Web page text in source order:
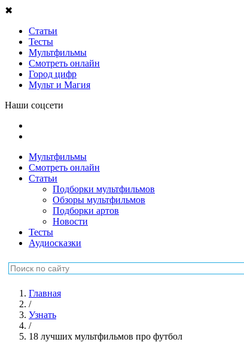
✖
Статьи
Тесты
Мультфильмы
Смотреть онлайн
Город цифр
Мульт и Магия
Наши соцсети
Мультфильмы
Смотреть онлайн
Статьи
Подборки мультфильмов
Обзоры мультфильмов
Подборки артов
Новости
Тесты
Аудиосказки
Главная
/
Узнать
/
18 лучших мультфильмов про футбол